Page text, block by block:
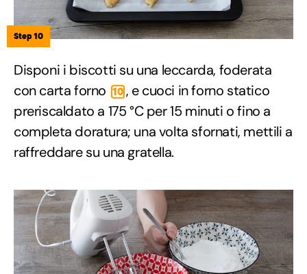
Step 10
Disponi i biscotti su una leccarda, foderata
con carta forno 10 , e cuoci in forno statico
preriscaldato a 175 °C per 15 minuti o fino a
completa doratura; una volta sfornati, mettili a
raffreddare su una gratella.